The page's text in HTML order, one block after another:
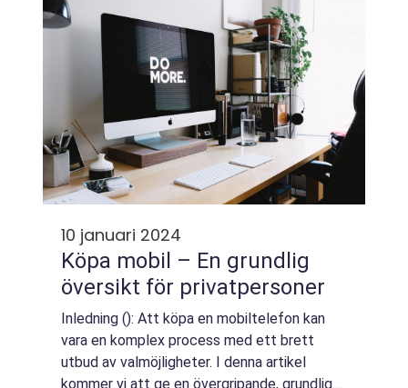
mod...
10 januari 2024
Köpa mobil – En grundlig
översikt för privatpersoner
Inledning (): Att köpa en mobiltelefon kan
vara en komplex process med ett brett
utbud av valmöjligheter. I denna artikel
kommer vi att ge en övergripande, grundlig